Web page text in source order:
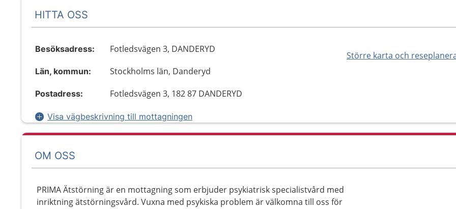
HITTA OSS
Större karta och
Besöksadress: Fotledsvägen 3, DANDERYD
Län, kommun: Stockholms län, Danderyd
Postadress: Fotledsvägen 3, 182 87 DANDERYD
Visa vägbeskrivning till mottagningen
OM OSS
PRIMA Ätstörning är en mottagning som erbjuder psykiatrisk specialistvård med
inriktning ätstörningsvård. Vuxna med psykiska problem är välkomna till oss för